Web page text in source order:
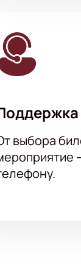
нашим
выбора